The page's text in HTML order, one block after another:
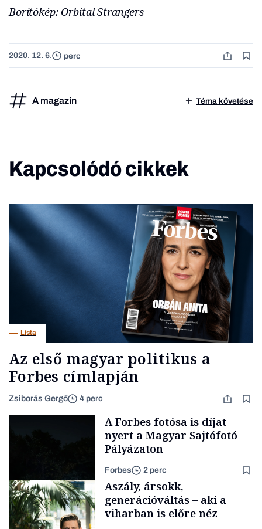
Borítókép: Orbital Strangers
2020. 12. 6. perc
A magazin Téma követése
Kapcsolódó cikkek
Lista
Az első magyar politikus a
Forbes címlapján
Zsiborás Gergő 4 perc
A Forbes fotósa is díjat
nyert a Magyar Sajtófotó
Pályázaton
Forbes 2 perc
Aszály, ársokk,
generációváltás – aki a
viharban is előre néz